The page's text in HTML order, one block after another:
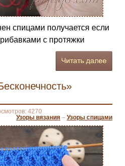
спицами получается если
с протяжки
4270
Узоры вязания – Узоры спицами